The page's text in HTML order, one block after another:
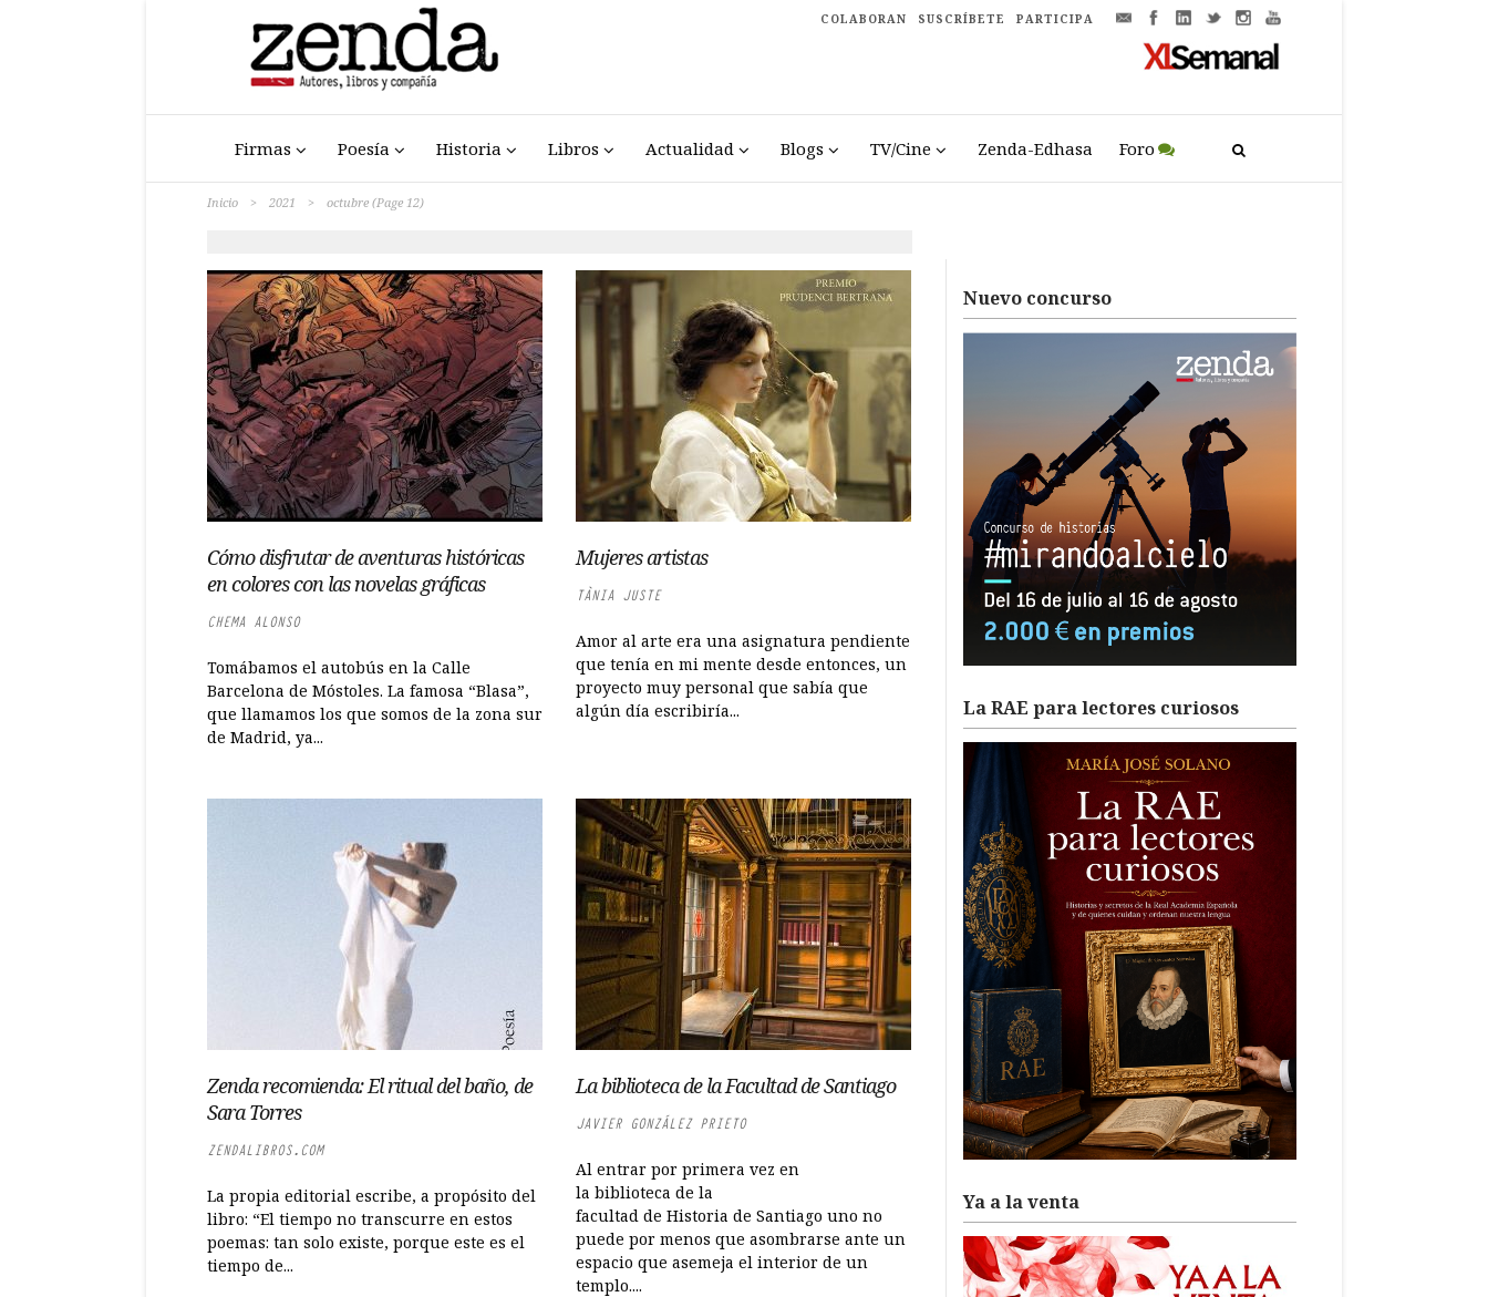
COLABORAN SUSCRÍBETE PARTICIPA
Firmas Poesía Historia Libros Actualidad Blogs TV/Cine Zenda-Edhasa Foro
Inicio > 2021 > octubre (Page 12)
Cómo disfrutar de aventuras históricas
en colores con las novelas gráficas
CHEMA ALONSO
Tomábamos el autobús en la Calle
Barcelona de Móstoles. La famosa “Blasa”,
que llamamos los que somos de la zona sur
de Madrid, ya...
Mujeres artistas
TÀNIA JUSTE
Amor al arte era una asignatura pendiente
que tenía en mi mente desde entonces, un
proyecto muy personal que sabía que
algún día escribiría...
Zenda recomienda: El ritual del baño, de
Sara Torres
ZENDALIBROS.COM
La propia editorial escribe, a propósito del
libro: “El tiempo no transcurre en estos
poemas: tan solo existe, porque este es el
tiempo de...
La biblioteca de la Facultad de Santiago
JAVIER GONZÁLEZ PRIETO
Al entrar por primera vez en
la biblioteca de la
facultad de Historia de Santiago uno no
puede por menos que asombrarse ante un
espacio que asemeja el interior de un
templo....
Nuevo concurso
La RAE para lectores curiosos
Ya a la venta